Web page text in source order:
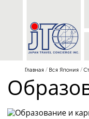
Главная Вся Япония